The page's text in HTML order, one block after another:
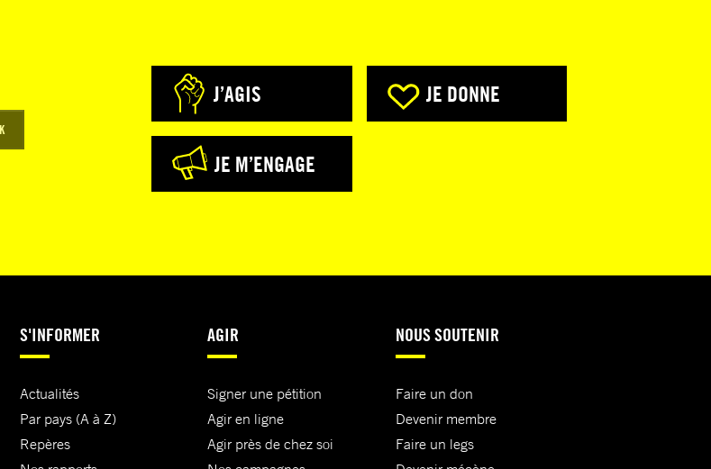
J’AGIS JE DONNE
JE M’ENGAGE
S'INFORMER
Actualités
Par pays (A à Z)
Repères
AGIR
Signer une pétition
Agir en ligne
Agir près de chez soi
NOUS SOUTENIR
Faire un don
Devenir membre
Faire un legs